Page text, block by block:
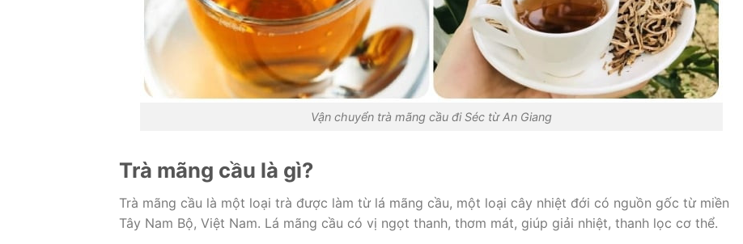
Vận chuyển trà mãng cầu đi Séc từ An Giang
Trà mãng cầu là gì?
Trà mãng cầu là một loại trà được làm từ lá mãng cầu, một loại cây nhiệt đới có nguồn gốc từ miền
Tây Nam Bộ, Việt Nam. Lá mãng cầu có vị ngọt thanh, thơm mát, giúp giải nhiệt, thanh lọc cơ thể.